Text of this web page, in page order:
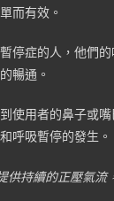
而有效。
停症的人，他們
暢通。
使用者的鼻子或
呼吸暫停的發生。
供持續的正壓氣